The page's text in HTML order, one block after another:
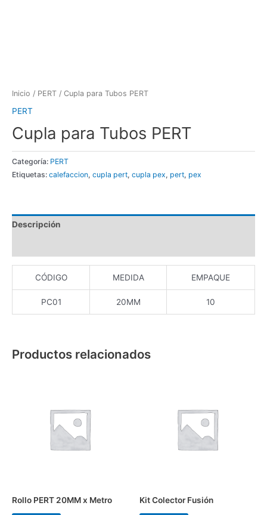
Inicio / PERT / Cupla para Tubos PERT
PERT
Cupla para Tubos PERT
Categoría: PERT
Etiquetas: calefaccion, cupla pert, cupla pex, pert, pex
Descripción
CÓDIGO MEDIDA EMPAQUE
PC01 20MM 10
Productos relacionados
Rollo PERT 20MM x Metro Kit Colector Fusión